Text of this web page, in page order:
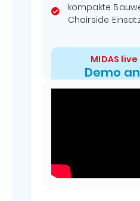
kompakte
Chairside
MIDAS
Demo